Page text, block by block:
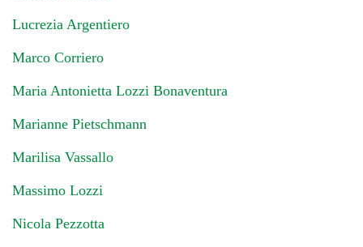
Lucrezia Argentiero
Marco Corriero
Maria Antonietta Lozzi Bonaventura
Marianne Pietschmann
Marilisa Vassallo
Massimo Lozzi
Nicola Pezzotta